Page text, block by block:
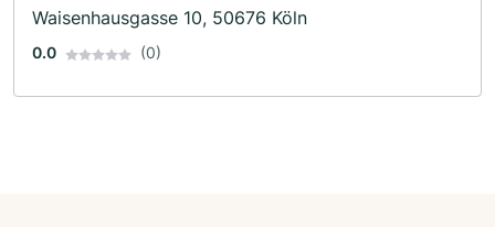
Waisenhausgasse 10, 50676 Köln
0.0 (0)